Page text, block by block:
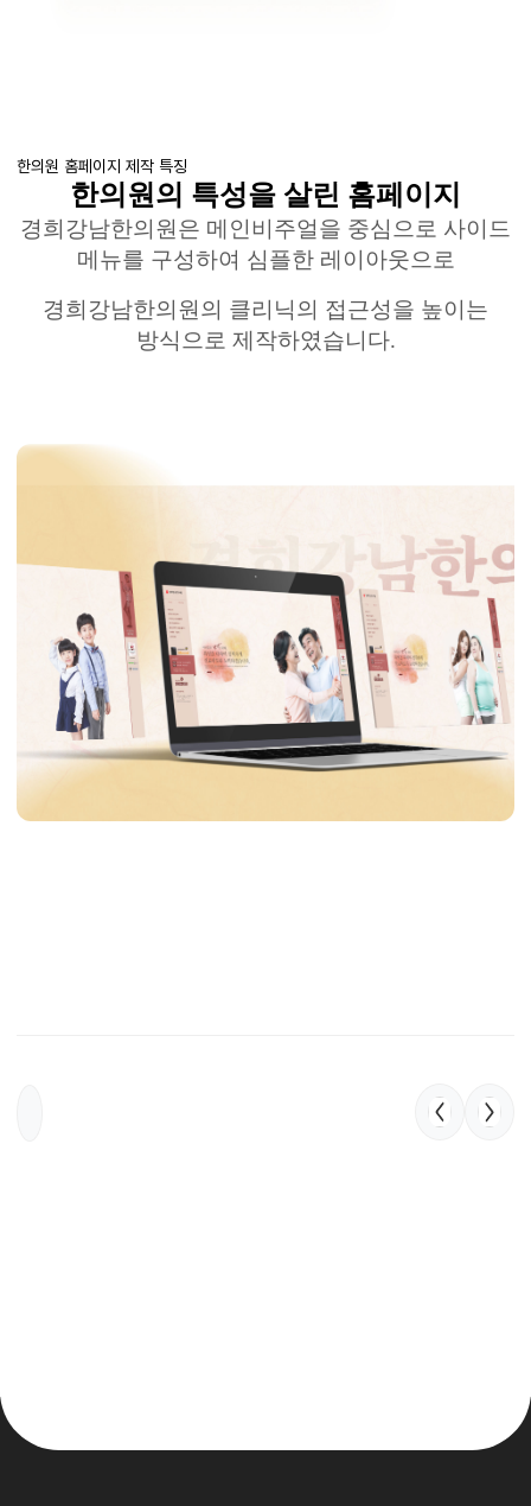
한의원 홈페이지 제작 특징
한의원의 특성을 살린 홈페이지
경희강남한의원은 메인비주얼을 중심으로 사이드
메뉴를 구성하여 심플한 레이아웃으로
경희강남한의원의 클리닉의 접근성을 높이는
방식으로 제작하였습니다.